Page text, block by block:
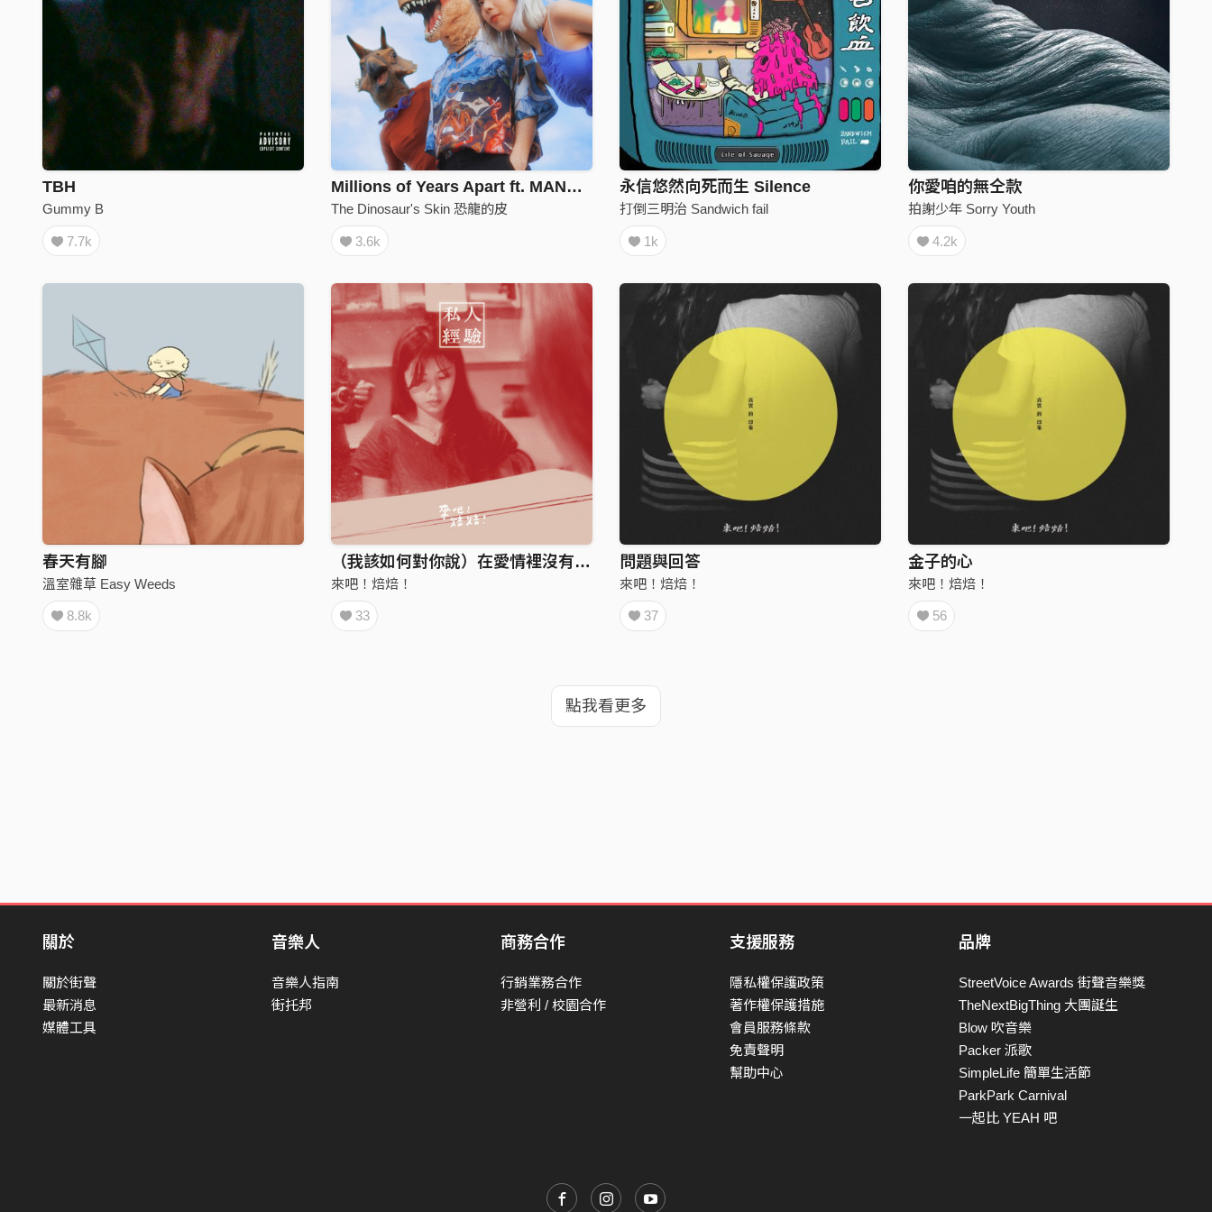
TBH
Gummy B
7.7k
Millions of Years Apart ft. MANDARK (Fossilized Ver.)
The Dinosaur's Skin 恐龍的皮
3.6k
永信悠然向死而生 Silence
打倒三明治 Sandwich fail
1k
你愛咱的無仝款
拍謝少年 Sorry Youth
4.2k
春天有腳
溫室雜草 Easy Weeds
8.8k
（我該如何對你說）在愛情裡沒有自由
來吧！焙焙！
33
問題與回答
來吧！焙焙！
37
金子的心
來吧！焙焙！
56
點我看更多
關於
關於街聲
最新消息
媒體工具
音樂人
音樂人指南
街托邦
商務合作
行銷業務合作
非營利 / 校園合作
支援服務
隱私權保護政策
著作權保護措施
會員服務條款
免責聲明
幫助中心
品牌
StreetVoice Awards 街聲音樂獎
TheNextBigThing 大團誕生
Blow 吹音樂
Packer 派歌
SimpleLife 簡單生活節
ParkPark Carnival
一起比 YEAH 吧